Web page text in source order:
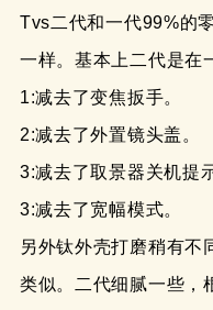
Tvs二代和一代99%的
一样。基本上二代是在
1:减去了变焦扳手。
2:减去了外置镜头盖。
3:减去了取景器关机提
3:减去了宽幅模式。
另外钛外壳打磨稍有不
类似。二代细腻一些，